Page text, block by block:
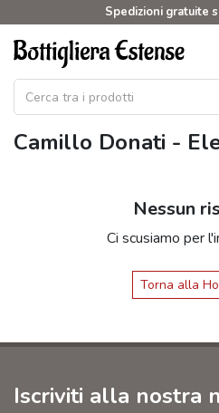
Spedizioni gratuite
Camillo Donati -
Nessun
Ci scusiamo per
Torna alla
Iscriviti alla nostra